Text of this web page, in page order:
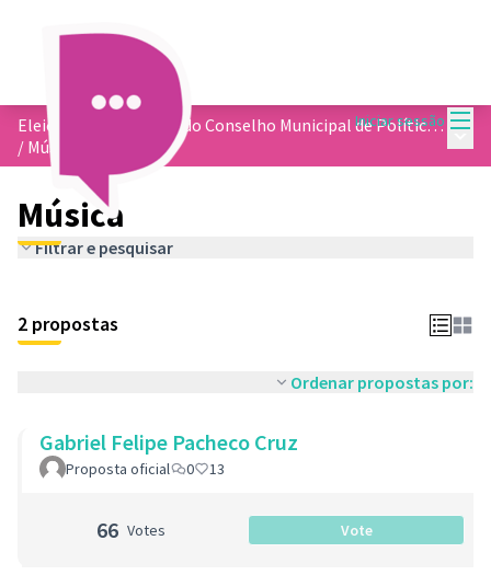
Iniciar sessão
Eleição dos membros do Conselho Municipal de Política Cultural
/ Música
Música
Filtrar e pesquisar
2 propostas
Ordenar propostas por:
Gabriel Felipe Pacheco Cruz
Proposta oficial 0 13
66 Votes Vote